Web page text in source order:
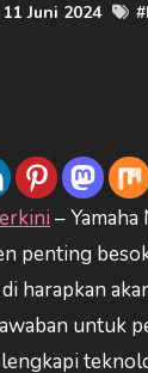
11 Juni 2024 #
–
penting
harapkan
untuk